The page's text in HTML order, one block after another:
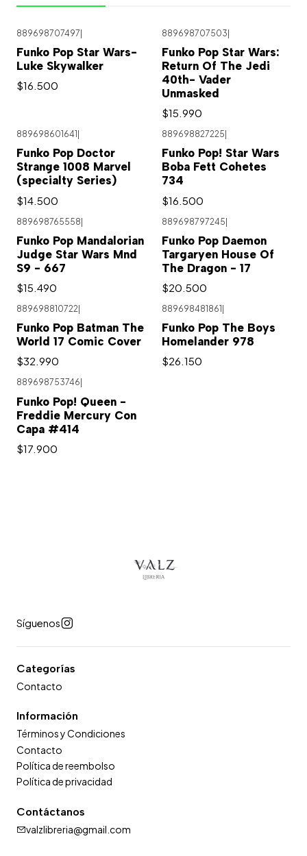
889698707497
Funko Pop Star Wars-
Luke Skywalker
$16.500
889698707503
Funko Pop Star Wars:
Return Of The Jedi
40th- Vader
Unmasked
$15.990
889698601641
Funko Pop Doctor
Strange 1008 Marvel
(specialty Series)
$14.500
889698827225
Funko Pop! Star Wars
Boba Fett Cohetes
734
$16.500
889698765558|
Funko Pop Mandalorian
Judge Star Wars Mnd
S9 - 667
$15.490
889698797245|
Funko Pop Daemon
Targaryen House Of
The Dragon - 17
$20.500
889698810722
Funko Pop Batman The
World 17 Comic Cover
$32.990
889698481861
Funko Pop The Boys
Homelander 978
$26.150
889698753746
Funko Pop! Queen -
Freddie Mercury Con
Capa #414
$17.900
Síguenos
Categorías
Contacto
Información
Términos y Condiciones
Contacto
Política de reembolso
Política de privacidad
Contáctanos
valzlibreria@gmail.com